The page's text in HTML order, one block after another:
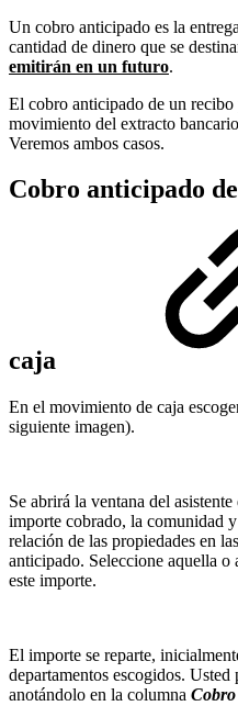
Un cobro anticipado es la
cantidad de dinero que se
emitirán en un futuro.
El cobro anticipado de un recibo
movimiento del extracto
Veremos ambos casos.
Cobro anticipado
caja
En el movimiento de caja
siguiente imagen).
Se abrirá la ventana del
importe cobrado, la comunidad
relación de las propiedades en
anticipado. Seleccione aquella o
este importe.
El importe se reparte,
departamentos escogidos.
anotándolo en la columna